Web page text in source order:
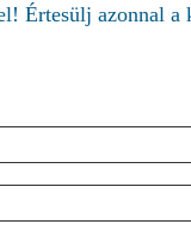
Értesülj azonnal